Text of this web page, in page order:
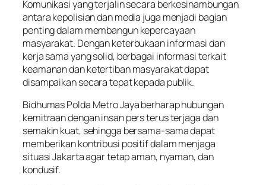
Komunikasi yang terjalin secara berkesinambungan
antara kepolisian dan media juga menjadi bagian
penting dalam membangun kepercayaan
masyarakat. Dengan keterbukaan informasi dan
kerja sama yang solid, berbagai informasi terkait
keamanan dan ketertiban masyarakat dapat
disampaikan secara tepat kepada publik.
Bidhumas Polda Metro Jaya berharap hubungan
kemitraan dengan insan pers terus terjaga dan
semakin kuat, sehingga bersama-sama dapat
memberikan kontribusi positif dalam menjaga
situasi Jakarta agar tetap aman, nyaman, dan
kondusif.